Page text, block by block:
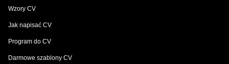
Wzory CV
Jak napisać CV
Program do CV
Darmowe szablony CV